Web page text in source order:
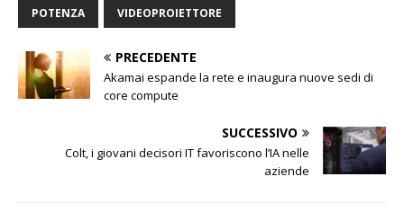
POTENZA VIDEOPROIETTORE
PRECEDENTE
Akamai espande la rete e inaugura nuove sedi di
core compute
SUCCESSIVO
Colt, i giovani decisori IT favoriscono l’IA nelle
aziende